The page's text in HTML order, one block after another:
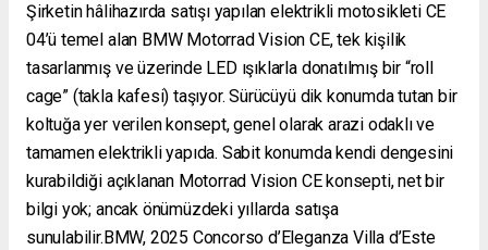
Şirketin hâlihazırda satışı yapılan elektrikli motosikleti CE
04’ü temel alan BMW Motorrad Vision CE, tek kişilik
tasarlanmış ve üzerinde LED ışıklarla donatılmış bir “roll
cage” (takla kafesi) taşıyor. Sürücüyü dik konumda tutan bir
koltuğa yer verilen konsept, genel olarak arazi odaklı ve
tamamen elektrikli yapıda. Sabit konumda kendi dengesini
kurabildiği açıklanan Motorrad Vision CE konsepti, net bir
bilgi yok; ancak önümüzdeki yıllarda satışa
sunulabilir.BMW, 2025 Concorso d’Eleganza Villa d’Este